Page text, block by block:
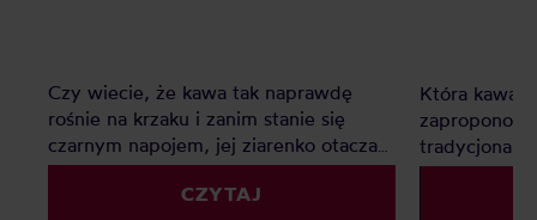
Czy wiecie, że kawa tak naprawdę
rośnie na krzaku i zanim stanie się
czarnym napojem, jej ziarenko otacza
słodki owoc? Istnieją tylko dwa gatunki
kawy: Arabika i Robusta
CZYTAJ
Która kawa